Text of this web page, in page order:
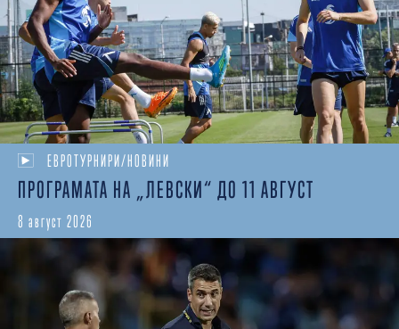
ЕВРОТУРНИРИ/НОВИНИ
ПРОГРАМАТА НА „ЛЕВСКИ“ ДО 11 АВГУСТ
8 август 2026